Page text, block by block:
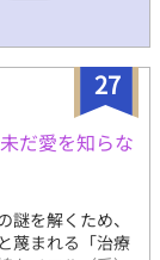
ったらごめんな
できないかも
末を温かく見守
27
だ愛を知らな
を解くため、
蔑まれる「治療